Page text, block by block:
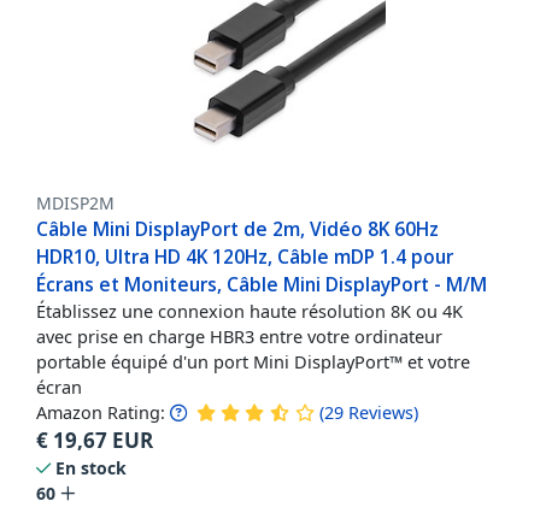
MDISP2M
Câble Mini DisplayPort de 2m, Vidéo 8K 60Hz
HDR10, Ultra HD 4K 120Hz, Câble mDP 1.4 pour
Écrans et Moniteurs, Câble Mini DisplayPort - M/M
Établissez une connexion haute résolution 8K ou 4K
avec prise en charge HBR3 entre votre ordinateur
portable équipé d'un port Mini DisplayPort™ et votre
écran
Amazon Rating: (29 Reviews)
€ 19,67 EUR
En stock
60